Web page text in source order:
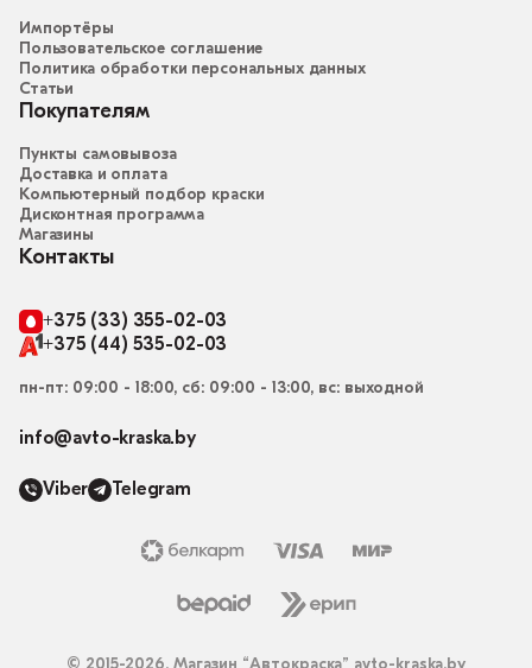
Импортёры
Пользовательское соглашение
Политика обработки персональных данных
Статьи
Покупателям
Пункты самовывоза
Доставка и оплата
Компьютерный подбор краски
Дисконтная программа
Магазины
Контакты
+375 (33) 355-02-03
+375 (44) 535-02-03
пн-пт: 09:00 - 18:00, сб: 09:00 - 13:00, вс: выходной
info@avto-kraska.by
Viber Telegram